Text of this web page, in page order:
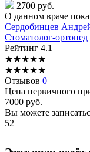
2700 руб.
О данном враче
Сердобинцев
Стоматолог-ортопед
Рейтинг 4.1
★★★★★
★★★★★
Отзывов 0
Цена первичного
7000 руб.
Вы можете
52